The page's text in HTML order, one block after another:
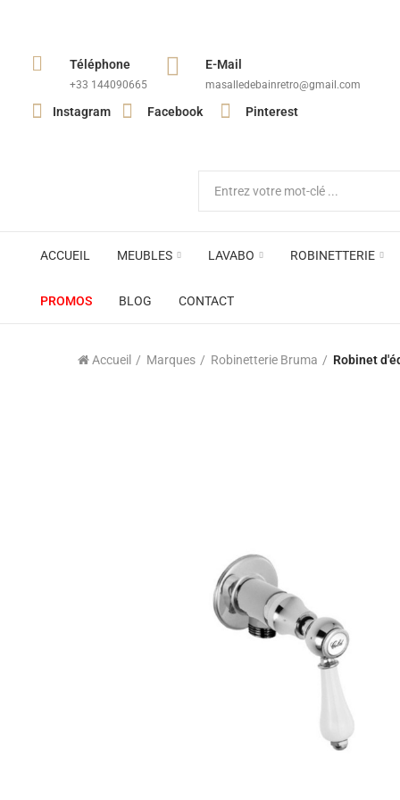
Téléphone
+33 144090665​
E-Mail
masalledebainretro@gmail.com
Instagram Facebook Pinterest
ACCUEIL MEUBLES LAVABO ROBINETTERIE
PROMOS BLOG CONTACT
Accueil Marques Robinetterie Bruma Robinet